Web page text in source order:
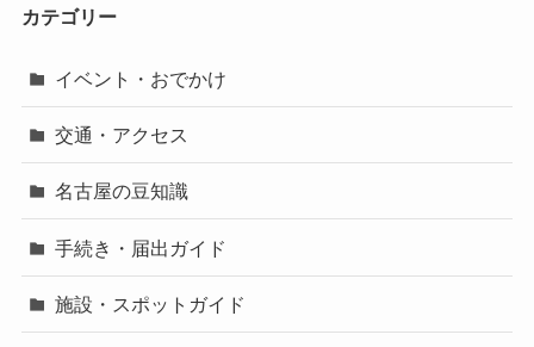
カテゴリー
イベント・おでかけ
交通・アクセス
名古屋の豆知識
手続き・届出ガイド
施設・スポットガイド